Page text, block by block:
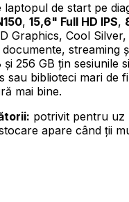
laptopul de start pe
, 15,6" Full HD IPS,
Graphics, Cool
streaming
256 GB țin sesiunile
sau biblioteci mari de
mai bine.
potrivit pentru uz
apare când ții